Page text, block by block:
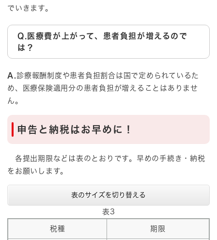
でいきます。
Q.医療費が上がって、患者負担が増えるので
は？
A. 診療報酬制度や患者負担割合は国で定められているた
め、医療保険適用分の患者負担が増えることはありませ
ん。
申告と納税はお早めに！
各提出期限などは表のとおりです。早めの手続き・納税
をお願いします。
表のサイズを切り替える
表3
税種 期限